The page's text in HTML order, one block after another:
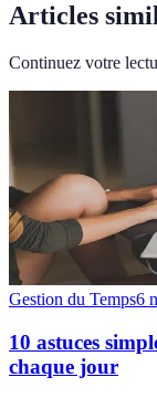
Articles
Continuez votre
Gestion du Temps6
10 astuces
chaque jour